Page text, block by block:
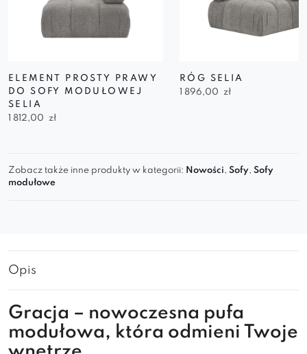
ELEMENT PROSTY PRAWY
DO SOFY MODUŁOWEJ
SELIA
1 812,00
zł
RÓG SELIA
1 896,00
zł
Zobacz także inne produkty w kategorii: Nowości, Sofy, Sofy
modułowe
Opis
Gracja – nowoczesna pufa
modułowa, która odmieni Twoje